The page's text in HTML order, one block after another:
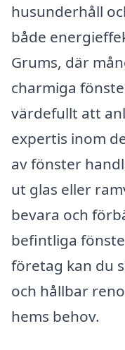
husunderhåll
både
Grums, där
charmiga
värdefullt att
expertis inom
av fönster
ut glas eller
bevara och
befintliga
företag kan du
och hållbar
hems behov.